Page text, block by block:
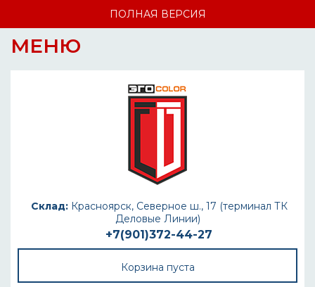
ПОЛНАЯ ВЕРСИЯ
МЕНЮ
Склад:Красноярск, Северное ш., 17 (терминал ТК
Деловые Линии)
+7(901)372-44-27
Корзина пуста